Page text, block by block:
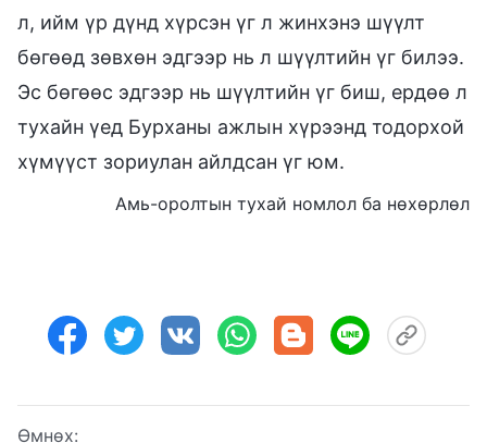
л, ийм үр дүнд хүрсэн үг л жинхэнэ шүүлт
бөгөөд зөвхөн эдгээр нь л шүүлтийн үг билээ.
Эс бөгөөс эдгээр нь шүүлтийн үг биш, ердөө л
тухайн үед Бурханы ажлын хүрээнд тодорхой
хүмүүст зориулан айлдсан үг юм.
Амь-оролтын тухай номлол ба нөхөрлөл
Өмнөх: